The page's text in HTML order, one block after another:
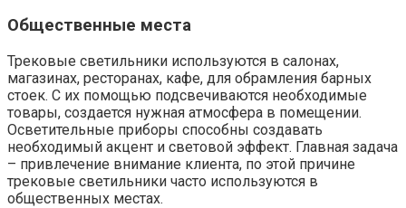
Общественные места
Трековые светильники используются в салонах,
магазинах, ресторанах, кафе, для обрамления барных
стоек. С их помощью подсвечиваются необходимые
товары, создается нужная атмосфера в помещении.
Осветительные приборы способны создавать
необходимый акцент и световой эффект. Главная задача
– привлечение внимание клиента, по этой причине
трековые светильники часто используются в
общественных местах.